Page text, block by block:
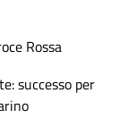
Rossa
successo per